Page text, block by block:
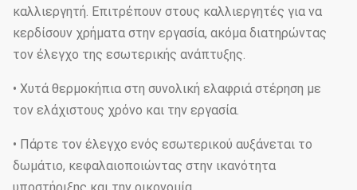
καλλιεργητή. Επιτρέπουν στους καλλιεργητές για να
κερδίσουν χρήματα στην εργασία, ακόμα διατηρώντας
τον έλεγχο της εσωτερικής ανάπτυξης.
• Χυτά θερμοκήπια στη συνολική ελαφριά στέρηση με
τον ελάχιστους χρόνο και την εργασία.
• Πάρτε τον έλεγχο ενός εσωτερικού αυξάνεται το
δωμάτιο, κεφαλαιοποιώντας στην ικανότητα